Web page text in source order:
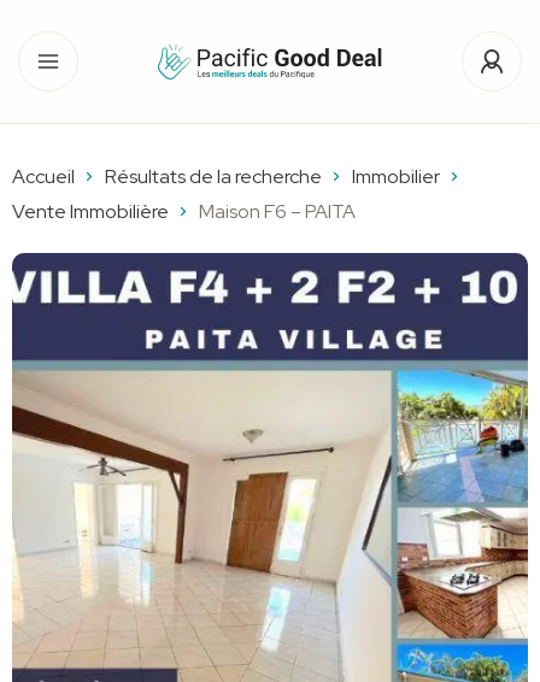
Accueil Résultats de la recherche
Immobilier
Vente Immobilière
Maison F6 – PAITA